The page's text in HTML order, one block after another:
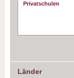
Privatschulen
Länder